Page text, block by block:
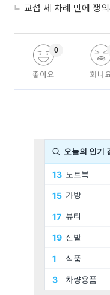
교섭 세 차례 만에 쟁
좋아요
0
화나